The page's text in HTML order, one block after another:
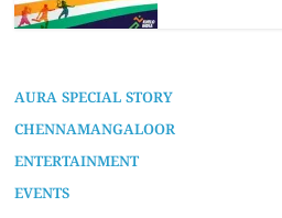
AURA SPECIAL STORY
CHENNAMANGALOOR
ENTERTAINMENT
EVENTS